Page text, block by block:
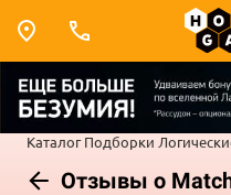
Каталог Подборки
Отзывы о